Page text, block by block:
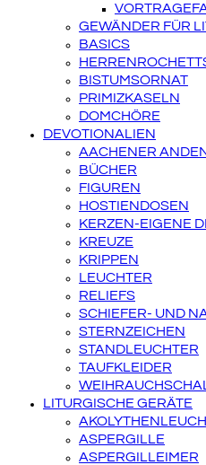
GEWÄNDER FÜR
BASICS
BISTUMSORNAT
PRIMIZKASELN
DOMCHÖRE
DEVOTIONALIEN
AACHENER
BÜCHER
FIGUREN
HOSTIENDOSEN
KERZEN-EIGENE
KREUZE
KRIPPEN
LEUCHTER
RELIEFS
SCHIEFER- UND
STERNZEICHEN
STANDLEUCHTER
TAUFKLEIDER
LITURGISCHE GERÄTE
ASPERGILLE
ASPERGILLEIMER